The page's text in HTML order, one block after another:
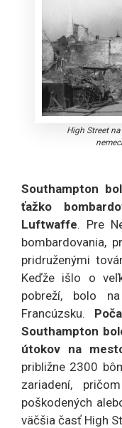
High Street
Southampton
ťažko
Luftwaffe. Pre
bombardovania,
pridruženými
Keďže išlo o
pobreží, bolo
Francúzsku.
Southampton
útokov na
približne 2300
zariadení,
poškodených
väčšia časť High